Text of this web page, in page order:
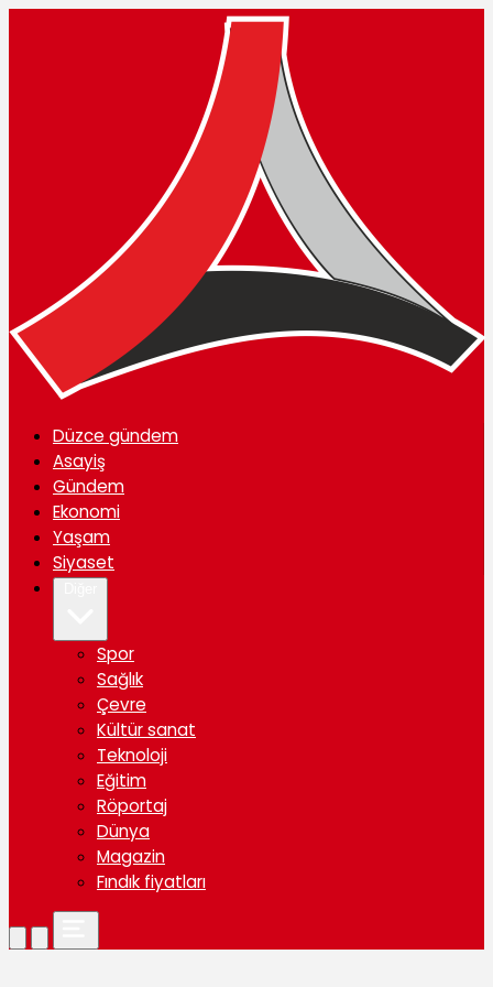
Düzce gündem
Asayiş
Gündem
Ekonomi
Yaşam
Siyaset
Spor
Sağlık
Çevre
Kültür sanat
Teknoloji
Eğitim
Röportaj
Dünya
Magazin
Fındık fiyatları